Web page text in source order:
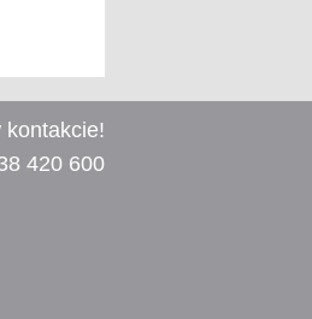
kontakcie!
420 600